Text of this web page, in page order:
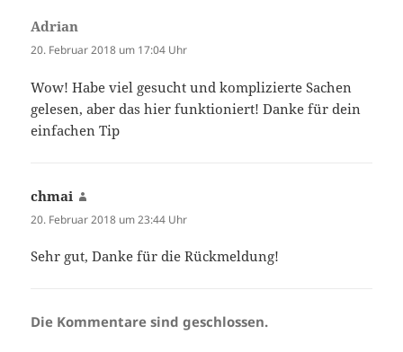
Adrian
20. Februar 2018 um 17:04 Uhr
Wow! Habe viel gesucht und komplizierte Sachen
gelesen, aber das hier funktioniert! Danke für dein
einfachen Tip
chmai
20. Februar 2018 um 23:44 Uhr
Sehr gut, Danke für die Rückmeldung!
Die Kommentare sind geschlossen.